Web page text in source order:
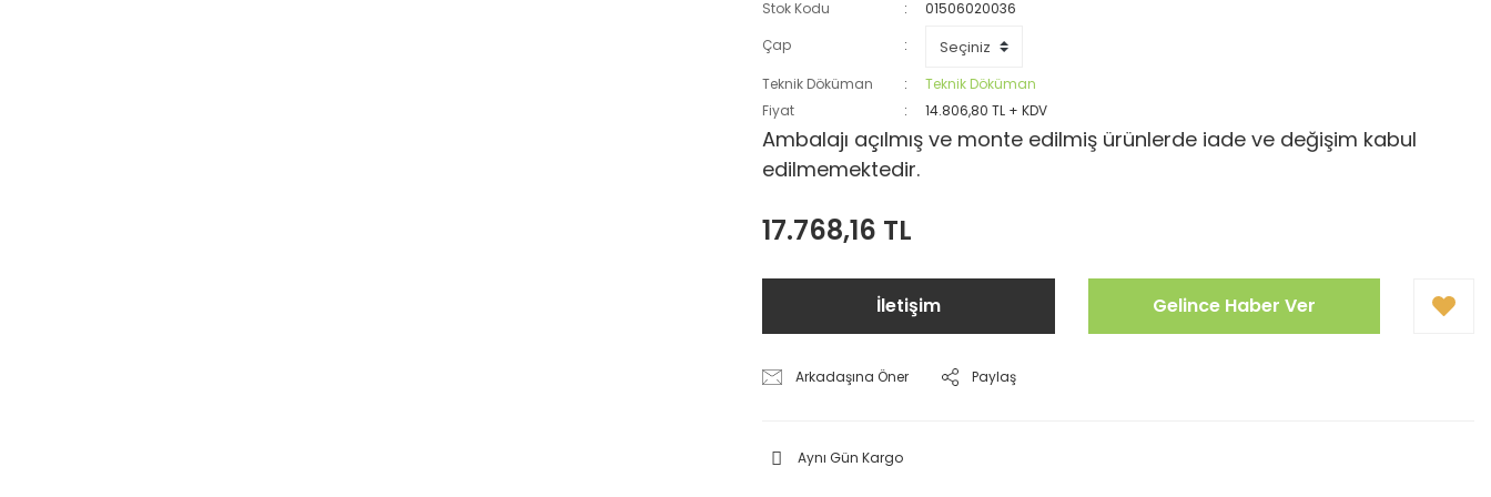
Stok Kodu
01506020036
Çap
Teknik Döküman
Teknik Döküman
Fiyat
14.806,80 TL + KDV
Ambalajı açılmış ve monte edilmiş ürünlerde iade ve değişim kabul
edilmemektedir.
17.768,16 TL
İletişim Gelince Haber Ver
Arkadaşına Öner Paylaş
Aynı Gün Kargo